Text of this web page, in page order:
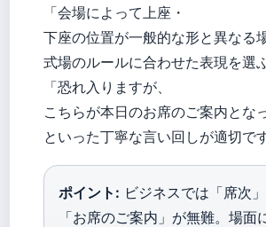
「会場によって上座・
下座の位置が一般的な形と異なる
式場のルールに合わせた表現を選
「恐れ入りますが、
こちらが本日のお席のご案内とな
といった丁寧な言い回しが適切です
ポイント: ビジネスでは「席次
「お席のご案内」が無難。場